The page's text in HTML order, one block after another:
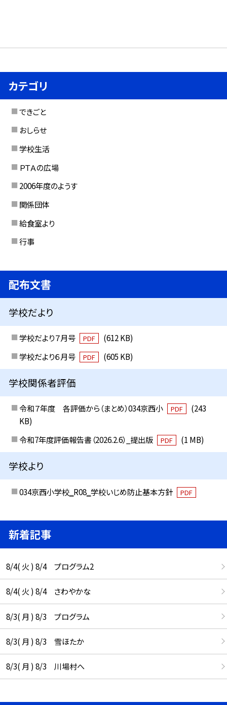
カテゴリ
できごと
おしらせ
学校生活
ＰＴＡの広場
2006年度のようす
関係団体
給食室より
行事
配布文書
学校だより
学校だより７月号 PDF
(612 KB)
学校だより６月号
PDF (605 KB)
学校関係者評価
令和７年度 各評価から（まとめ）034京西小 PDF
(243
KB)
令和7年度評価報告書（2026.2.6）_提出版
PDF (1 MB)
学校より
034京西小学校‗R08‗学校いじめ防止基本方針 PDF
新着記事
8/4( 火 ) 8/4 プログラム2
8/4( 火 ) 8/4 さわやかな
8/3( 月 ) 8/3 プログラム
8/3( 月 ) 8/3 雪ほたか
8/3( 月 ) 8/3 川場村へ